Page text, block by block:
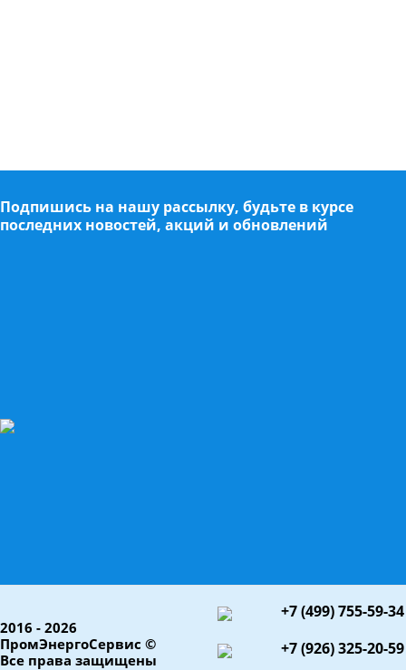
Подпишись на нашу рассылку, будьте в курсе
последних новостей, акций и обновлений
2016 - 2026
ПромЭнергоСервис ©
Все права защищены
+7 (499) 755-59-34
+7 (926) 325-20-59